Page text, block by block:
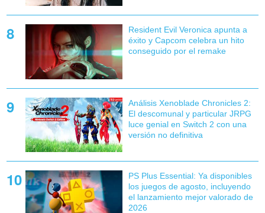
Resident Evil Veronica apunta a
éxito y Capcom celebra un hito
conseguido por el remake
Análisis Xenoblade Chronicles 2:
El descomunal y particular JRPG
luce genial en Switch 2 con una
versión no definitiva
PS Plus Essential: Ya disponibles
los juegos de agosto, incluyendo
el lanzamiento mejor valorado de
2026